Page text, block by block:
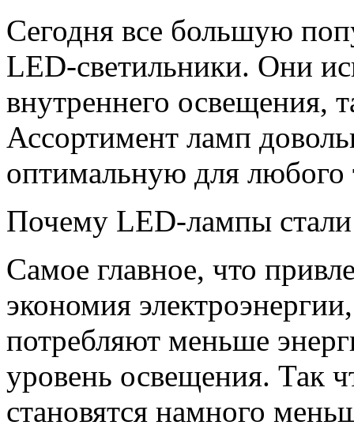
Сегодня все большую
LED-светильники. Они
внутреннего освещения,
Ассортимент ламп
оптимальную для любого
Почему LED-лампы
Самое главное, что
экономия
потребляют меньше
уровень освещения. Так
становятся намного